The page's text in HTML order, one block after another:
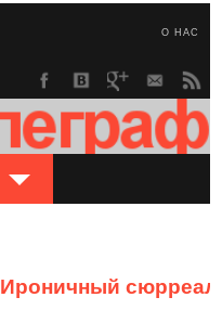
О НАС
Ироничный